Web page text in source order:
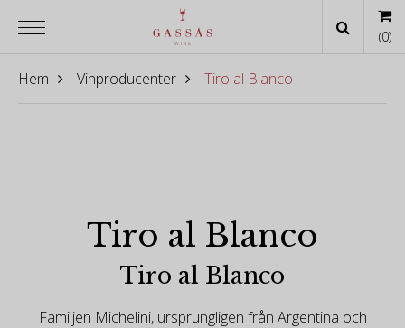
Hem Vinproducenter Tiro al Blanco
Tiro al Blanco
Tiro al Blanco
Familjen Michelini, ursprungligen från Argentina och
(0)